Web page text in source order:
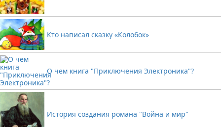
Кто написал сказку «Колобок»
О чем книга "Приключения Электроника"?
История создания романа "Война и мир"